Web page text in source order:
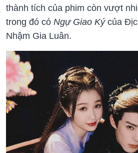
thành tích của phim còn vượt
trong đó có Ngự Giao Ký của
Nhậm Gia Luân.